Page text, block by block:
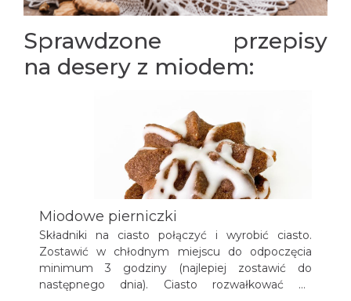
Sprawdzone przepisy
na desery z miodem:
Miodowe pierniczki
Składniki na ciasto połączyć i wyrobić ciasto.
Zostawić w chłodnym miejscu do odpoczęcia
minimum 3 godziny (najlepiej zostawić do
następnego dnia). Ciasto rozwałkować na